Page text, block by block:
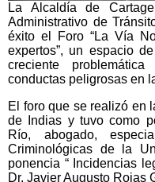
La Alcaldía de
Administrativo de
éxito el Foro “La Vía
expertos”, un espacio
creciente
conductas peligrosas en
El foro que se realizó en
de Indias y tuvo como
Río, abogado,
Criminológicas de la
ponencia “ Incidencias
Dr. Javier Augusto Rojas